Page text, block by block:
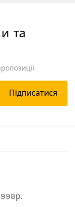
та
Підписатися